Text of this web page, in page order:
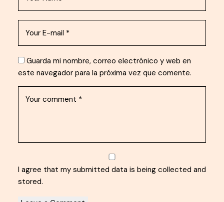
Guarda mi nombre, correo electrónico y web en
este navegador para la próxima vez que comente.
I agree that my submitted data is being collected and
stored.